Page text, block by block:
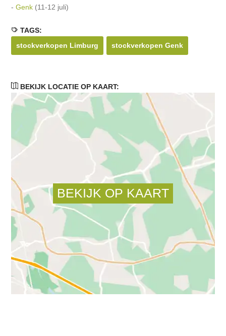
-Genk (11-12 juli)
TAGS:
stockverkopen Limburg
stockverkopen Genk
BEKIJK LOCATIE OP KAART: